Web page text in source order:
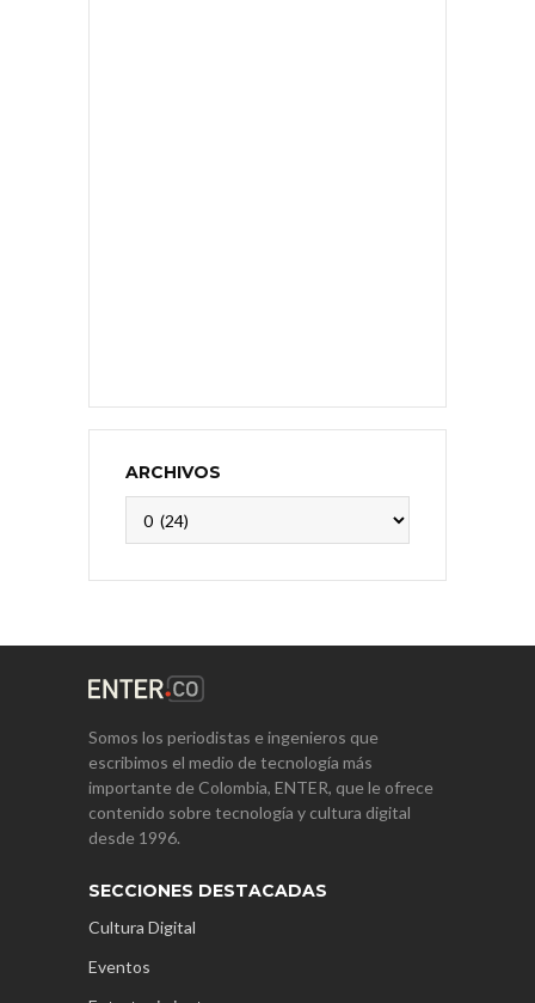
ARCHIVOS
Somos los periodistas e ingenieros que
escribimos el medio de tecnología más
importante de Colombia, ENTER, que le ofrece
contenido sobre tecnología y cultura digital
desde 1996.
SECCIONES DESTACADAS
Cultura Digital
Eventos